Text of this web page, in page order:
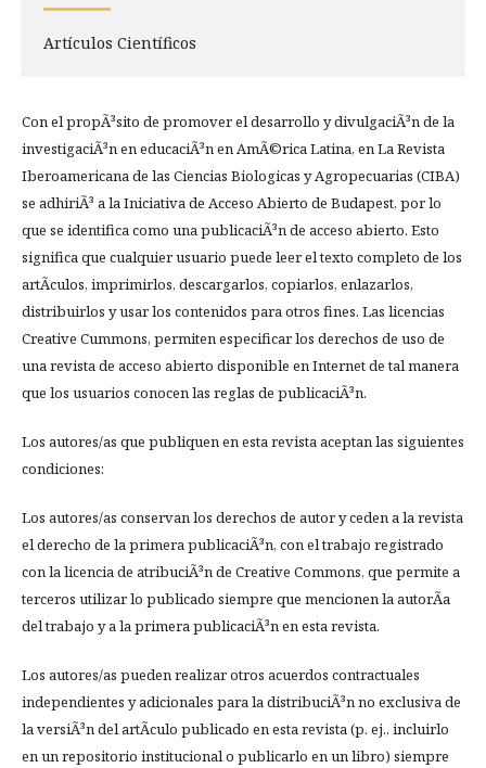
Artículos Científicos
Con el propÃ³sito de promover el desarrollo y divulgaciÃ³n de la
investigaciÃ³n en educaciÃ³n en AmÃ©rica Latina, en La Revista
Iberoamericana de las Ciencias Biologicas y Agropecuarias (CIBA)
se adhiriÃ³ a la Iniciativa de Acceso Abierto de Budapest, por lo
que se identifica como una publicaciÃ³n de acceso abierto. Esto
significa que cualquier usuario puede leer el texto completo de los
artÃ­culos, imprimirlos, descargarlos, copiarlos, enlazarlos,
distribuirlos y usar los contenidos para otros fines. Las licencias
Creative Cummons, permiten especificar los derechos de uso de
una revista de acceso abierto disponible en Internet de tal manera
que los usuarios conocen las reglas de publicaciÃ³n.
Los autores/as que publiquen en esta revista aceptan las siguientes
condiciones:
Los autores/as conservan los derechos de autor y ceden a la revista
el derecho de la primera publicaciÃ³n, con el trabajo registrado
con la licencia de atribuciÃ³n de Creative Commons, que permite a
terceros utilizar lo publicado siempre que mencionen la autorÃ­a
del trabajo y a la primera publicaciÃ³n en esta revista.
Los autores/as pueden realizar otros acuerdos contractuales
independientes y adicionales para la distribuciÃ³n no exclusiva de
la versiÃ³n del artÃ­culo publicado en esta revista (p. ej., incluirlo
en un repositorio institucional o publicarlo en un libro) siempre